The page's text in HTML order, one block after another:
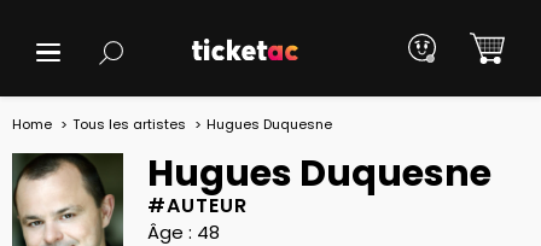
Home Tous les artistes Hugues Duquesne
Hugues Duquesne
#AUTEUR
Âge : 48